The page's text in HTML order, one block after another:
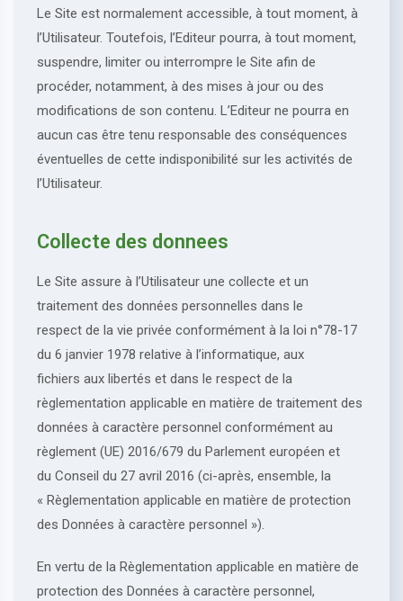
Le Site est normalement accessible, à tout moment, à
l’Utilisateur. Toutefois, l’Editeur pourra, à tout moment,
suspendre, limiter ou interrompre le Site afin de
procéder, notamment, à des mises à jour ou des
modifications de son contenu. L’Editeur ne pourra en
aucun cas être tenu responsable des conséquences
éventuelles de cette indisponibilité sur les activités de
l’Utilisateur.
Collecte des donnees
Le Site assure à l’Utilisateur une collecte et un
traitement des données personnelles dans le
respect de la vie privée conformément à la loi n°78-17
du 6 janvier 1978 relative à l’informatique, aux
fichiers aux libertés et dans le respect de la
règlementation applicable en matière de traitement des
données à caractère personnel conformément au
règlement (UE) 2016/679 du Parlement européen et
du Conseil du 27 avril 2016 (ci-après, ensemble, la
« Règlementation applicable en matière de protection
des Données à caractère personnel »).
En vertu de la Règlementation applicable en matière de
protection des Données à caractère personnel,